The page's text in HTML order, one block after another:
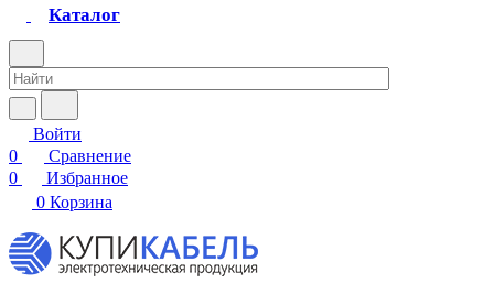
Каталог
Войти
0
Сравнение
0
Избранное
0 Корзина